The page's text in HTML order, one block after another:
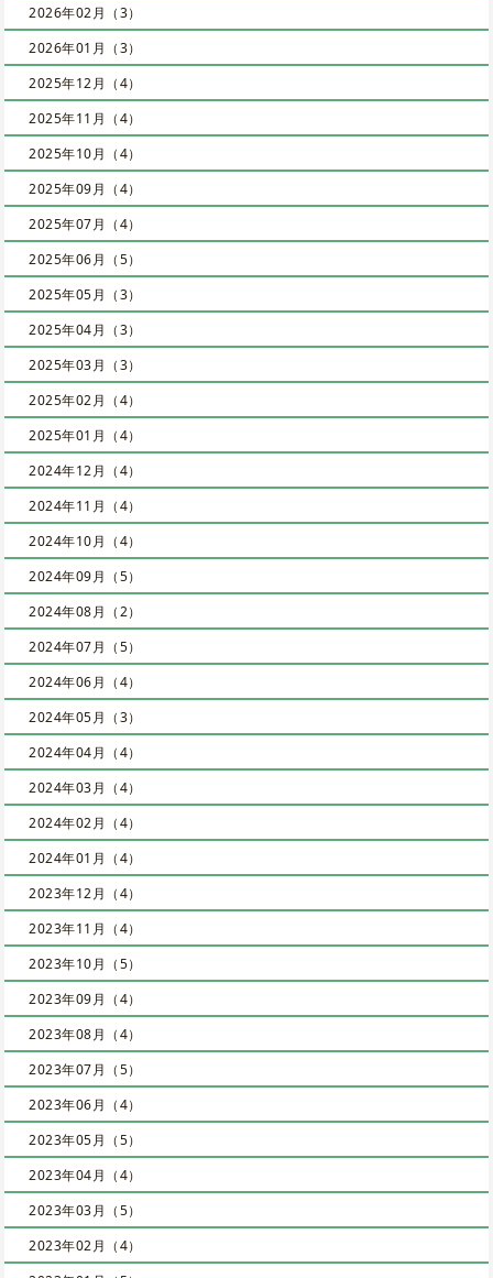
2026年02月（3）
2026年01月（3）
2025年12月（4）
2025年11月（4）
2025年10月（4）
2025年09月（4）
2025年07月（4）
2025年06月（5）
2025年05月（3）
2025年04月（3）
2025年03月（3）
2025年02月（4）
2025年01月（4）
2024年12月（4）
2024年11月（4）
2024年10月（4）
2024年09月（5）
2024年08月（2）
2024年07月（5）
2024年06月（4）
2024年05月（3）
2024年04月（4）
2024年03月（4）
2024年02月（4）
2024年01月（4）
2023年12月（4）
2023年11月（4）
2023年10月（5）
2023年09月（4）
2023年08月（4）
2023年07月（5）
2023年06月（4）
2023年05月（5）
2023年04月（4）
2023年03月（5）
2023年02月（4）